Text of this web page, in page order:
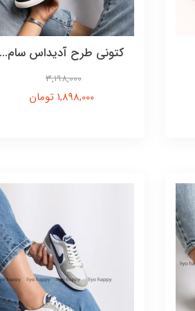
کتونی طرح آدیداس سام...
3,198,000
1,898,000 تومان